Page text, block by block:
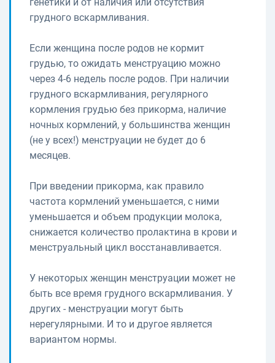
грудного вскармливания.
Если женщина после родов не кормит
грудью, то ожидать менструацию можно
через 4-6 недель после родов. При наличии
грудного вскармливания, регулярного
кормления грудью без прикорма, наличие
ночных кормлений, у большинства женщин
(не у всех!) менструации не будет до 6
месяцев.
При введении прикорма, как правило
частота кормлений уменьшается, с ними
уменьшается и объем продукции молока,
снижается количество пролактина в крови и
менструальный цикл восстанавливается.
У некоторых женщин менструации может не
быть все время грудного вскармливания. У
других - менструации могут быть
нерегулярными. И то и другое является
вариантом нормы.